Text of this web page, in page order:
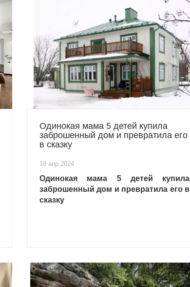
Одинокая мама 5 детей купила
заброшенный дом и превратила его
в сказку
18 апр 2024
Одинокая мама 5 детей купила
заброшенный дом и превратила его в
сказку